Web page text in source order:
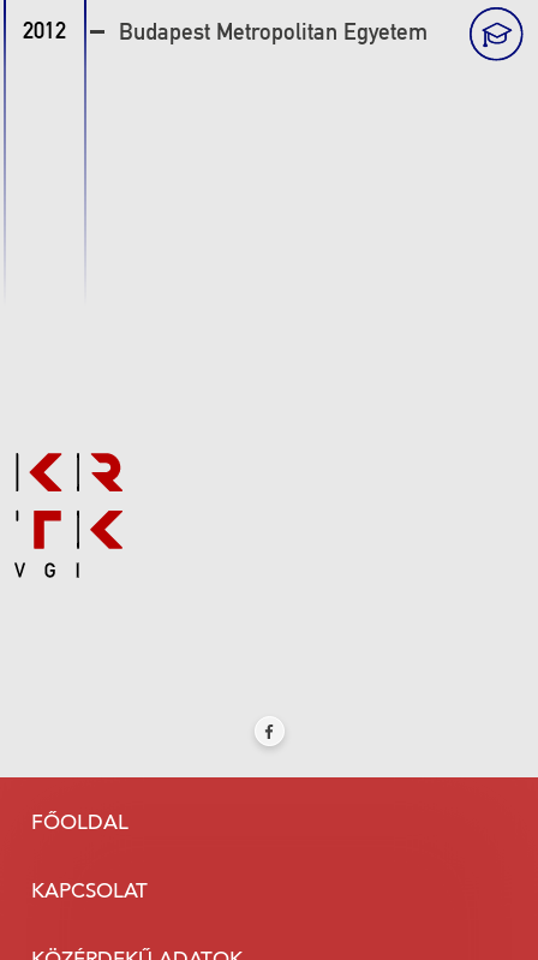
2012 Budapest Metropolitan Egyetem
FŐOLDAL
KAPCSOLAT